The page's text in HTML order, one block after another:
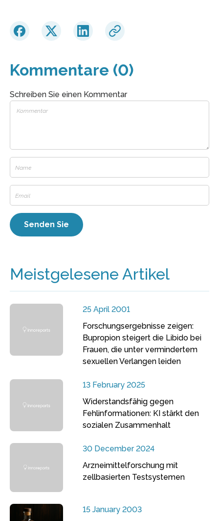
Kommentare (0)
Schreiben Sie einen Kommentar
Meistgelesene Artikel
25 April 2001
Forschungsergebnisse zeigen:
Bupropion steigert die Libido bei
Frauen, die unter vermindertem
sexuellen Verlangen leiden
13 February 2025
Widerstandsfähig gegen
Fehlinformationen: KI stärkt den
sozialen Zusammenhalt
30 December 2024
Arzneimittelforschung mit
zellbasierten Testsystemen
15 January 2003